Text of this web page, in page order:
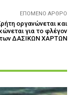
ΕΠΌΜΕΝΟ ΆΡΘΡΟ
οργανώνεται και
για το φλέγον
ΔΑΣΙΚΩΝ ΧΑΡΤΩΝ